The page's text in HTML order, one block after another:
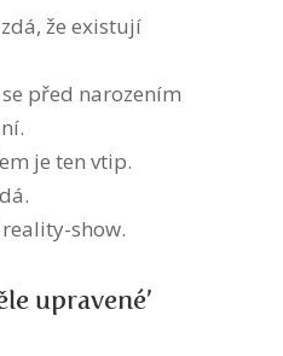
že existují
před narozením
je ten vtip.
show.
upravené’